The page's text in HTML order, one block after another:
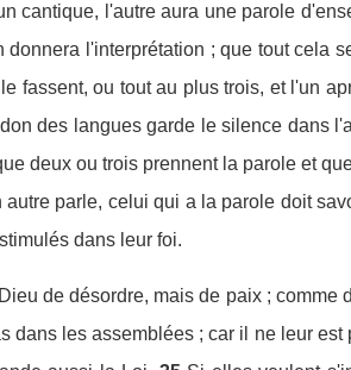
cantique, l'autre aura une parole
l'interprétation ; que tout cela
fassent, ou tout au plus trois, et l'un
des langues garde le silence dans
deux ou trois prennent la parole et
parle, celui qui a la parole doit
dans leur foi.
de désordre, mais de paix ; comme
dans les assemblées ; car il ne leur est